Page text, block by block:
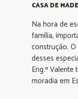
CASA DE
Na hora de
família,
construção.
desses
Eng.º
moradia em